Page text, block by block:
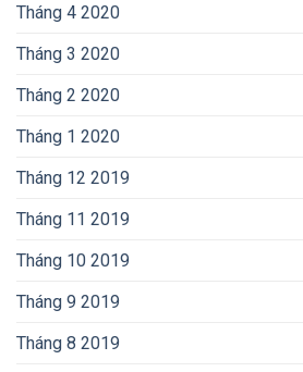
Tháng 4 2020
Tháng 3 2020
Tháng 2 2020
Tháng 1 2020
Tháng 12 2019
Tháng 11 2019
Tháng 10 2019
Tháng 9 2019
Tháng 8 2019